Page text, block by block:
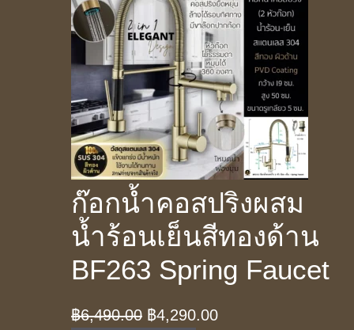
ก๊อกน้ำคอสปริงผสม
น้ำร้อนเย็นสีทองด้าน
BF263 Spring Faucet
฿6,490.00 Original
฿4,290.00Current